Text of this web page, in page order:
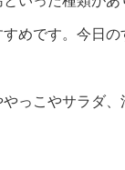
めです。今日
っこやサラダ、